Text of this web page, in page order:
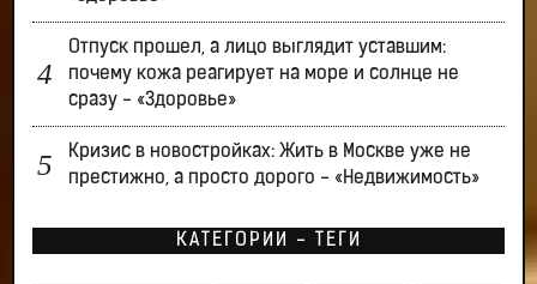
Отпуск прошел, а лицо выглядит уставшим:
почему кожа реагирует на море и солнце не
сразу - «Здоровье»
Кризис в новостройках: Жить в Москве уже не
престижно, а просто дорого - «Недвижимость»
КАТЕГОРИИ - ТЕГИ